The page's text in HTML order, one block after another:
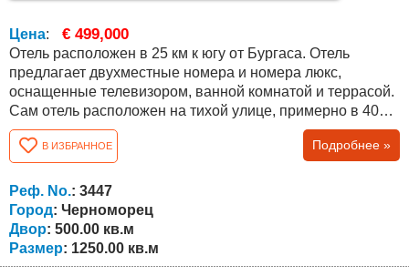
Цена: € 499,000
Отель расположен в 25 км к югу от Бургаса. Отель
предлагает двухместные номера и номера люкс,
оснащенные телевизором, ванной комнатой и террасой.
Сам отель расположен на тихой улице, примерно в 400
метрах от пляжа и деревни "Червенка". В эксплуатации
находятся на первых двух этажах, а также 3-й и 4-й этаж
состоит из четырех квартир и один двухместный номер,
которые с установкой, гипса и столярные изделия.
Отделаны и оборудованы...
В ИЗБРАННОЕ Подробнее »
Реф. No.: 3447
Город: Черноморец
Двор: 500.00 кв.м
Размер: 1250.00 кв.м